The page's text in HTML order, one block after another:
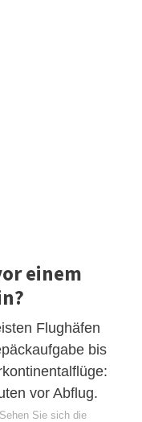
einem
Flughäfen
bis
vor Abflug.
Sehen Sie sich die